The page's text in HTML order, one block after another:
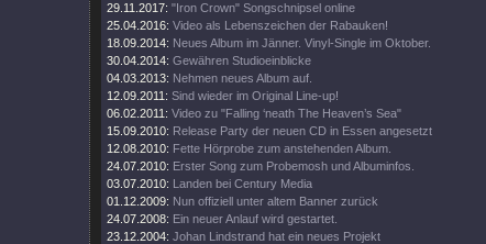
29.11.2017: "Iron Crown" Songschnipsel online
25.04.2016: Video als Lebenszeichen der Rabauken!
18.09.2014: Neues Album im Jänner. Vinyl-Single im Oktober.
30.04.2014: Gewähren Studioeinblicke
04.03.2013: Nehmen neues Album auf.
12.09.2011: Sind wieder im Original Line-up!
06.02.2011: Video zu "Falling ‘neath The Heaven’s Sea"
15.09.2010: Release Party der neuen CD in Essen angesetzt
12.08.2010: Fette Hörprobe zum anstehenden Album.
24.07.2010: Erster Song zum Probemosh und Albuminfos.
03.07.2010: Landen bei Century Media
01.12.2009: Nun offiziell unter altem Banner zurück
24.07.2008: Ein neuer Anlauf wird gestartet.
23.12.2004: Johan Lindstrand hat ein neues Projekt